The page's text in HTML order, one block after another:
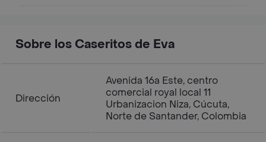
Sobre los Caseritos de Eva
Dirección
Avenida 16a Este, centro
comercial royal local 11
Urbanizacion Niza, Cúcuta,
Norte de Santander, Colombia